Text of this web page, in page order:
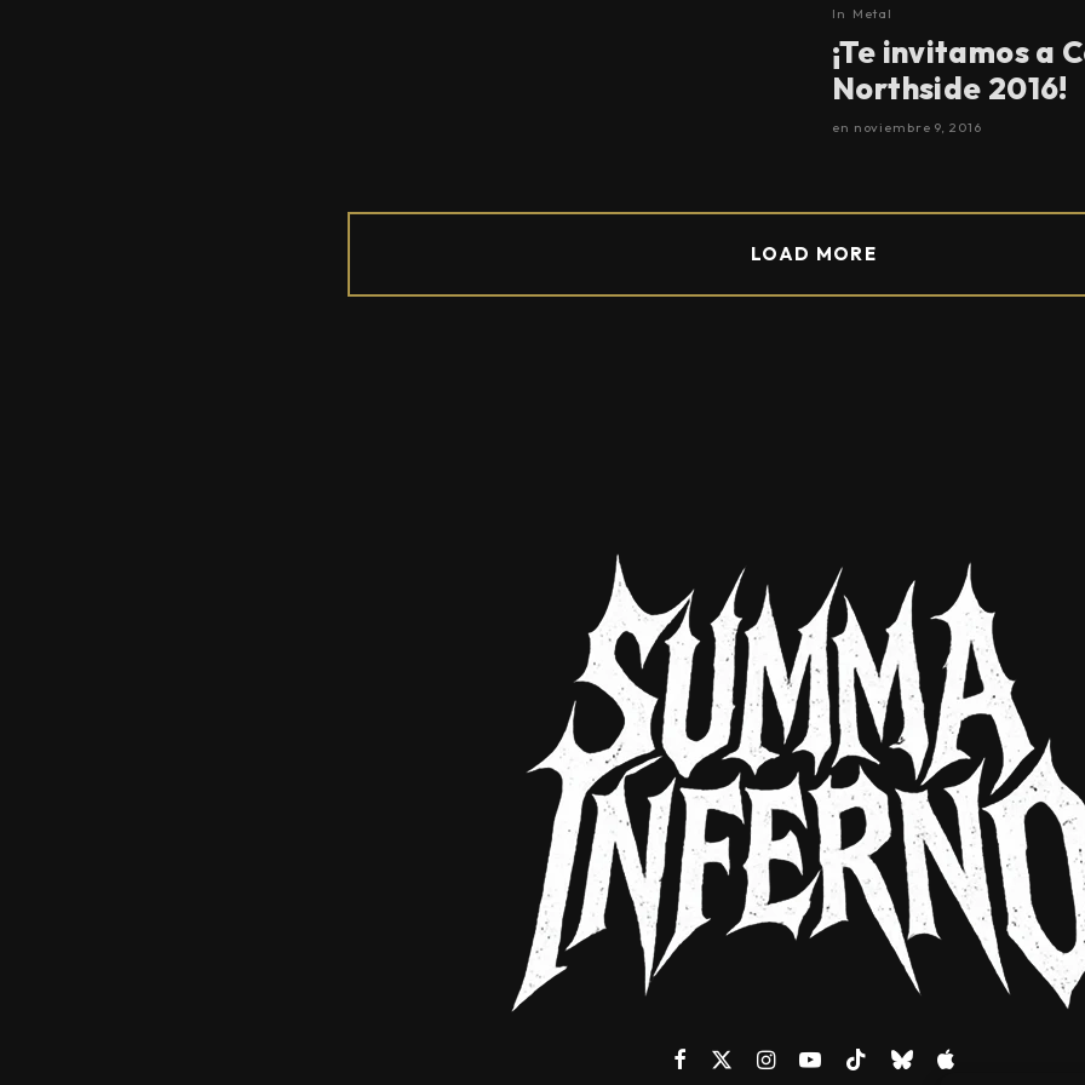
In Metal
¡Te invitamos a
Northside 2016!
en noviembre 9, 2016
LOAD MORE